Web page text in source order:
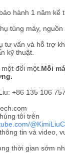
hành 1 năm kể
tùng máy,
tư vấn và hỗ trợ
kỹ thuật.
đối một. Mỗi
+86 135 106
tôi trên
tin và video,
thời gian sớm